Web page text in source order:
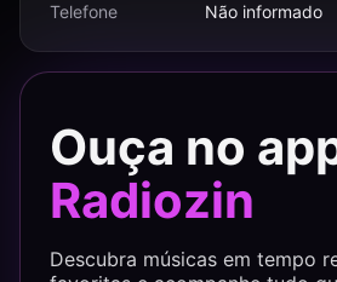
Telefone
Não informado
Ouça no
Radiozin
Descubra músicas em tempo